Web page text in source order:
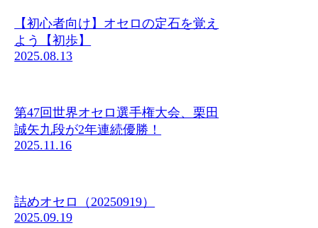
【初心者向け】オセロの定石を覚え
よう【初歩】
2025.08.13
第47回世界オセロ選手権大会、栗田
誠矢九段が2年連続優勝！
2025.11.16
詰めオセロ（20250919）
2025.09.19